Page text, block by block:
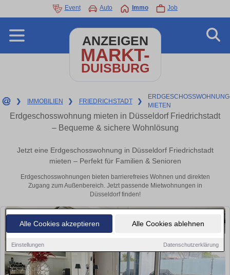
Alle Cookies akzeptieren Alle Cookies ablehnen
Einstellungen Datenschutzerklärung
Event Auto Immo Job
ANZEIGEN
MARKT-
DUISBURG
❯ IMMOBILIEN ❯ FRIEDRICHSTADT ❯
MIETEN
Erdgeschosswohnung mieten in Düsseldorf Friedrichstadt
– Bequeme & sichere Wohnlösung
Jetzt eine Erdgeschosswohnung in Düsseldorf Friedrichstadt
mieten – Perfekt für Familien & Senioren
Erdgeschosswohnungen bieten barrierefreies Wohnen und direkten
Zugang zum Außenbereich. Jetzt passende Mietwohnungen in
Düsseldorf finden!